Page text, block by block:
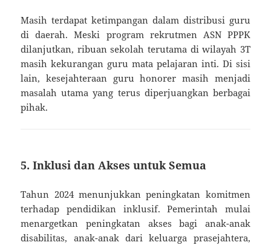
Masih terdapat ketimpangan dalam distribusi guru
di daerah. Meski program rekrutmen ASN PPPK
dilanjutkan, ribuan sekolah terutama di wilayah 3T
masih kekurangan guru mata pelajaran inti. Di sisi
lain, kesejahteraan guru honorer masih menjadi
masalah utama yang terus diperjuangkan berbagai
pihak.
5.Inklusi dan Akses untuk Semua
Tahun 2024 menunjukkan peningkatan komitmen
terhadap pendidikan inklusif. Pemerintah mulai
menargetkan peningkatan akses bagi anak-anak
disabilitas, anak-anak dari keluarga prasejahtera,